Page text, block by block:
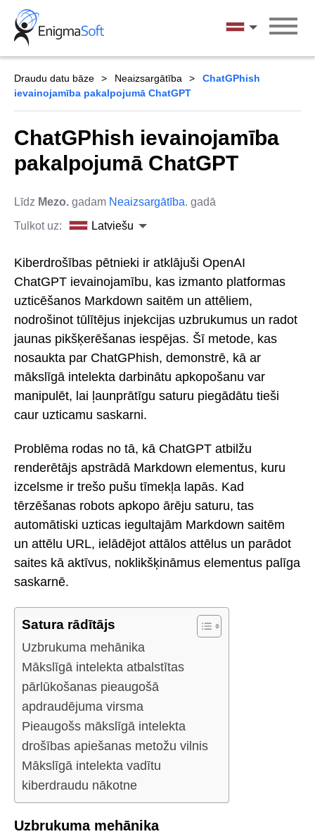
Skip
content
Latviešu
Draudu datu bāze Neaizsargātība
ChatGPhish
ievainojamība pakalpojumā ChatGPT
ChatGPhish ievainojamība
pakalpojumā ChatGPT
Līdz Mezo. gadam Neaizsargātība. gadā
Tulkot uz:
Latviešu
Kiberdrošības pētnieki ir atklājuši OpenAI
ChatGPT ievainojamību, kas izmanto platformas
uzticēšanos Markdown saitēm un attēliem,
nodrošinot tūlītējus injekcijas uzbrukumus un radot
jaunas pikšķerēšanas iespējas. Šī metode, kas
nosaukta par ChatGPhish, demonstrē, kā ar
mākslīgā intelekta darbinātu apkopošanu var
manipulēt, lai ļaunprātīgu saturu piegādātu tieši
caur uzticamu saskarni.
Problēma rodas no tā, kā ChatGPT atbilžu
renderētājs apstrādā Markdown elementus, kuru
izcelsme ir trešo pušu tīmekļa lapās. Kad
tērzēšanas robots apkopo ārēju saturu, tas
automātiski uzticas iegultajām Markdown saitēm
un attēlu URL, ielādējot attālos attēlus un parādot
saites kā aktīvus, noklikšķināmus elementus palīga
saskarnē.
Satura rādītājs
Uzbrukuma mehānika
Mākslīgā intelekta atbalstītas
pārlūkošanas pieaugošā
apdraudējuma virsma
Pieaugošs mākslīgā intelekta
drošības apiešanas metožu vilnis
Mākslīgā intelekta vadītu
kiberdraudu nākotne
Uzbrukuma mehānika